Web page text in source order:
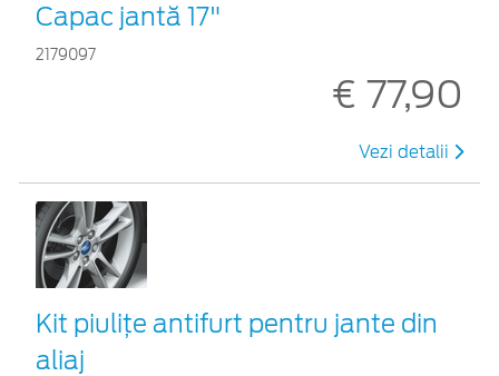
Capac jantă 17"
2179097
€ 77,90
Vezi detalii
Kit piuliţe antifurt pentru jante din
aliaj